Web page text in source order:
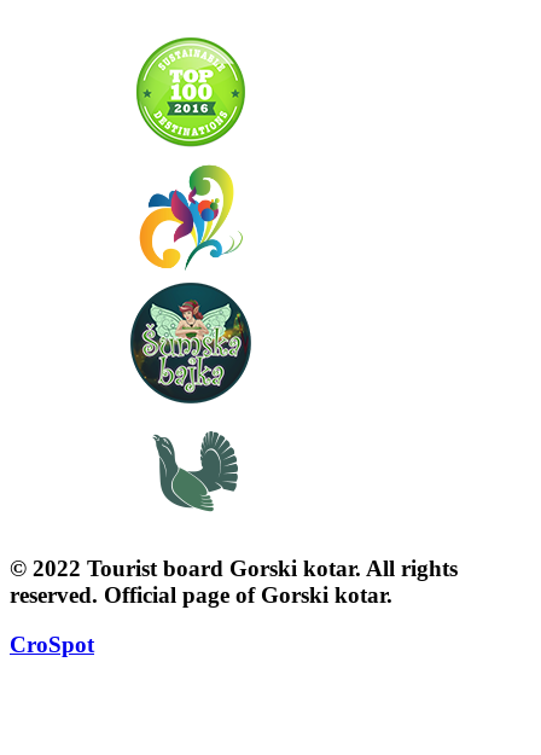
© 2022 Tourist board Gorski kotar. All rights
reserved. Official page of Gorski kotar.
CroSpot